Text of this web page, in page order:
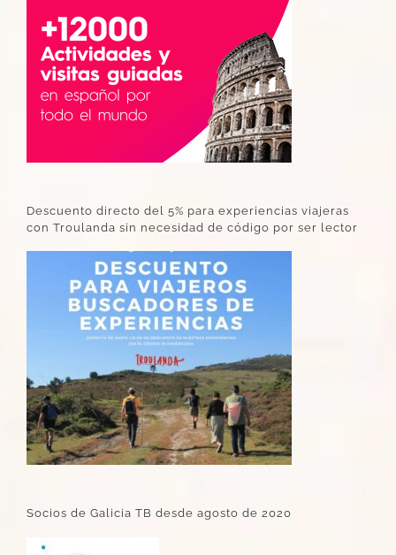
Descuento directo del 5% para experiencias viajeras
con Troulanda sin necesidad de código por ser lector
Socios de Galicia TB desde agosto de 2020